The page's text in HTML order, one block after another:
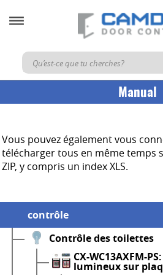
Manual
Vous pouvez également vous
télécharger tous en même temps
ZIP, y compris un index XLS.
contrôle
Contrôle des toilettes
CX-WC13AXFM-
lumineux sur